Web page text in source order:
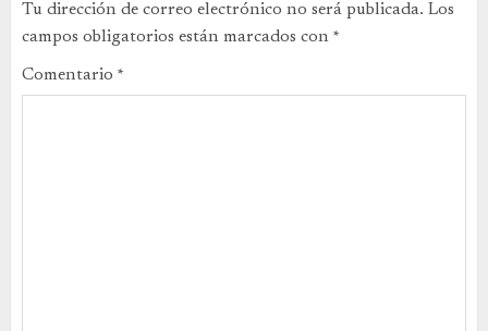
Tu dirección de correo electrónico no será publicada. Los
campos obligatorios están marcados con *
Comentario *